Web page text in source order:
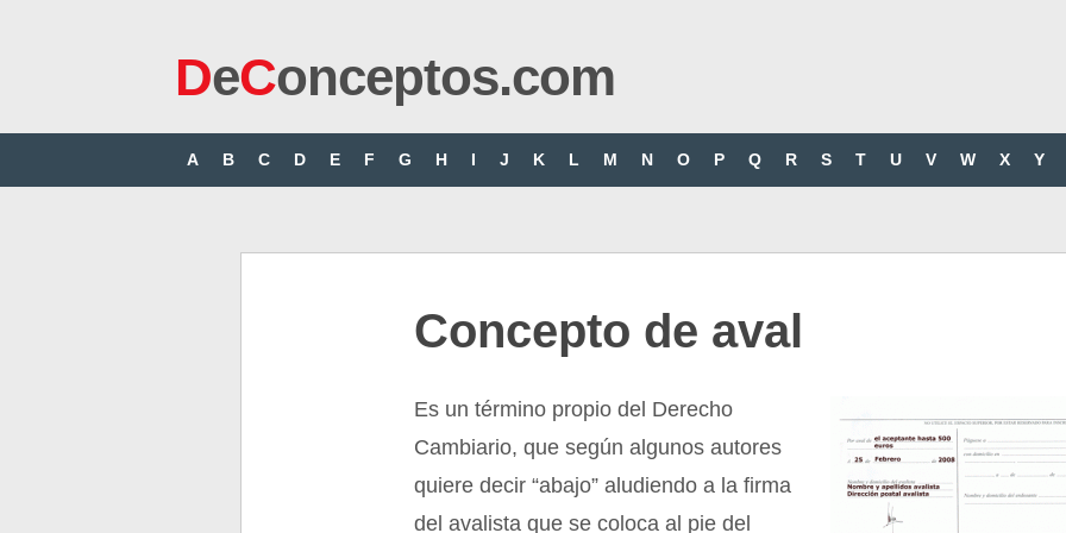
DeConceptos.com
A B C D E F G H I J K L M N O P Q R S T U V W X Y
Concepto de aval
Es un término propio del Derecho
Cambiario, que según algunos autores
quiere decir “abajo” aludiendo a la firma
del avalista que se coloca al pie del